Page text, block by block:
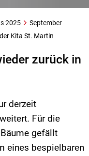
2025
September
Kita St. Martin
zurück in
derzeit
Für die
gefällt
eines bespielbaren